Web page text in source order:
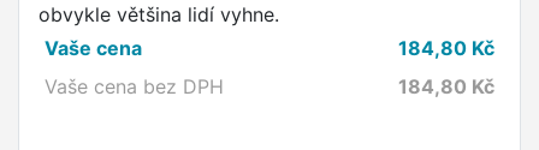
obvykle většina lidí vyhne.
Vaše cena
184,80 Kč
Vaše cena bez DPH
184,80 Kč